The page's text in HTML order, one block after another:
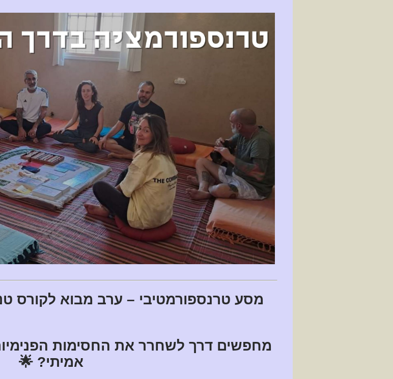
מסע טרנספורמטיבי – ערב מבוא לקורס
מחפשים דרך לשחרר את החסימות
אמיתי? 🌟